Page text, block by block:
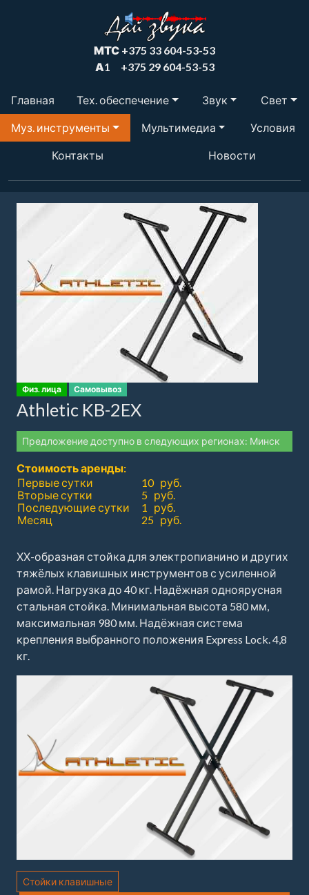
МТС +375 33 604-53-53
А1 +375 29 604-53-53
Главная Тех. обеспечение Звук Свет
Муз. инструменты Мультимедиа Условия
Контакты Новости
Физ. лица Самовывоз
Athletic KB-2EX
Предложение доступно в следующих регионах: Минск
Стоимость аренды:
Первые сутки
10 руб.
Вторые сутки
5 руб.
Последующие сутки
1 руб.
Месяц
25 руб.
ХХ-образная стойка для электропианино и других
тяжёлых клавишных инструментов с усиленной
рамой. Нагрузка до 40 кг. Надёжная одноярусная
стальная стойка. Минимальная высота 580 мм,
максимальная 980 мм. Надёжная система
крепления выбранного положения Express Lock. 4,8
кг.
Стойки клавишные